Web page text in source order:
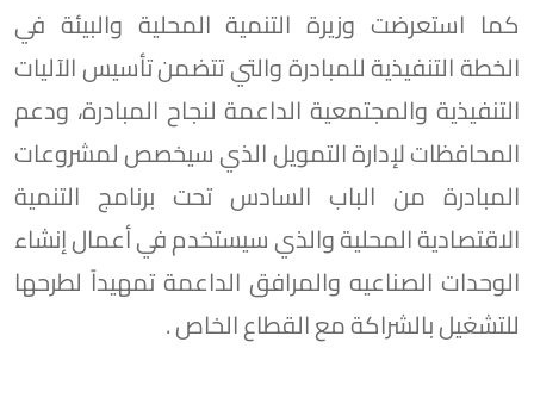
كما استعرضت وزيرة التنمية المحلية والبيئة في
الخطة التنفيذية للمبادرة والتي تتضمن تأسيس الآليات
التنفيذية والمجتمعية الداعمة لنجاح المبادرة، ودعم
المحافظات لإدارة التمويل الذي سيخصص لمشروعات
المبادرة من الباب السادس تحت برنامج التنمية
الاقتصادية المحلية والذي سيستخدم في أعمال إنشاء
الوحدات الصناعيه والمرافق الداعمة تمهيداً لطرحها
للتشغيل بالشراكة مع القطاع الخاص .